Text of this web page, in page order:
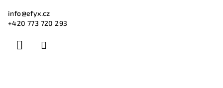
info@efyx.cz
+420 773 720 293